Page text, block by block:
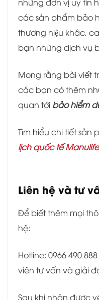
các sản phẩm bảo
thương hiệu khác,
bạn những dịch vụ
Mong rằng bài viết
các bạn có thêm
quan tới bảo hiểm
Tìm hiểu chi tiết sản
lịch quốc tế Manulife
Liên hệ và tư
Để biết thêm mọi
hệ:
Hotline: 0966 490
viên tư vấn và giải
Sau khi nhận được